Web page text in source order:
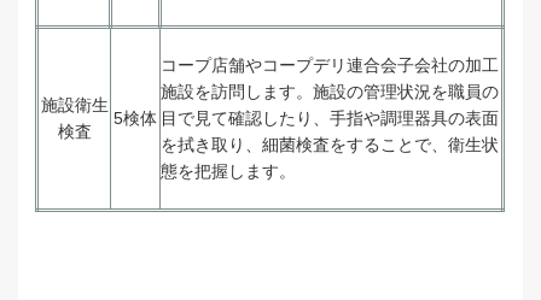
施設衛生
検査
5検体
コープ店舗やコープデリ連合会子会社の加工
施設を訪問します。施設の管理状況を職員の
目で見て確認したり、手指や調理器具の表面
を拭き取り、細菌検査をすることで、衛生状
態を把握します。